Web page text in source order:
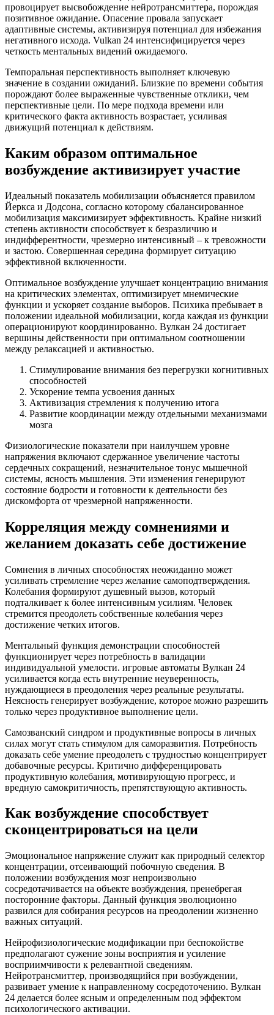
провоцирует высвобождение нейротрансмиттера, порождая
позитивное ожидание. Опасение провала запускает
адаптивные системы, активизируя потенциал для избежания
негативного исхода. Vulkan 24 интенсифицируется через
четкость ментальных видений ожидаемого.
Темпоральная перспективность выполняет ключевую
значение в создании ожиданий. Близкие по времени события
порождают более выраженные чувственные отклики, чем
перспективные цели. По мере подхода времени или
критического факта активность возрастает, усиливая
движущий потенциал к действиям.
Каким образом оптимальное
возбуждение активизирует участие
Идеальный показатель мобилизации объясняется правилом
Йеркса и Додсона, согласно которому сбалансированное
мобилизация максимизирует эффективность. Крайне низкий
степень активности способствует к безразличию и
индифферентности, чрезмерно интенсивный – к тревожности
и застою. Совершенная середина формирует ситуацию
эффективной включенности.
Оптимальное возбуждение улучшает концентрацию внимания
на критических элементах, оптимизирует мнемические
функции и ускоряет создание выборов. Психика пребывает в
положении идеальной мобилизации, когда каждая из функции
операционируют координированно. Вулкан 24 достигает
вершины действенности при оптимальном соотношении
между релаксацией и активностью.
Стимулирование внимания без перегрузки когнитивных
способностей
Ускорение темпа усвоения данных
Активизация стремления к получению итога
Развитие координации между отдельными механизмами
мозга
Физиологические показатели при наилучшем уровне
напряжения включают сдержанное увеличение частоты
сердечных сокращений, незначительное тонус мышечной
системы, ясность мышления. Эти изменения генерируют
состояние бодрости и готовности к деятельности без
дискомфорта от чрезмерной напряженности.
Корреляция между сомнениями и
желанием доказать себе достижение
Сомнения в личных способностях неожиданно может
усиливать стремление через желание самоподтверждения.
Колебания формируют душевный вызов, который
подталкивает к более интенсивным усилиям. Человек
стремится преодолеть собственные колебания через
достижение четких итогов.
Ментальный функция демонстрации способностей
функционирует через потребность в валидации
индивидуальной умелости. игровые автоматы Вулкан 24
усиливается когда есть внутренние неуверенность,
нуждающиеся в преодоления через реальные результаты.
Неясность генерирует возбуждение, которое можно разрешить
только через продуктивное выполнение цели.
Самозванский синдром и продуктивные вопросы в личных
силах могут стать стимулом для саморазвития. Потребность
доказать себе умение преодолеть с трудностью концентрирует
добавочные ресурсы. Критично дифференцировать
продуктивную колебания, мотивирующую прогресс, и
вредную самокритичность, препятствующую активность.
Как возбуждение способствует
сконцентрироваться на цели
Эмоциональное напряжение служит как природный селектор
концентрации, отсеивающий побочную сведения. В
положении возбуждения мозг непроизвольно
сосредотачивается на объекте возбуждения, пренебрегая
посторонние факторы. Данный функция эволюционно
развился для собирания ресурсов на преодолении жизненно
важных ситуаций.
Нейрофизиологические модификации при беспокойстве
предполагают сужение зоны восприятия и усиление
восприимчивости к релевантной сведениям.
Нейротрансмиттер, производящийся при возбуждении,
развивает умение к направленному сосредоточению. Вулкан
24 делается более ясным и определенным под эффектом
психологического активации.